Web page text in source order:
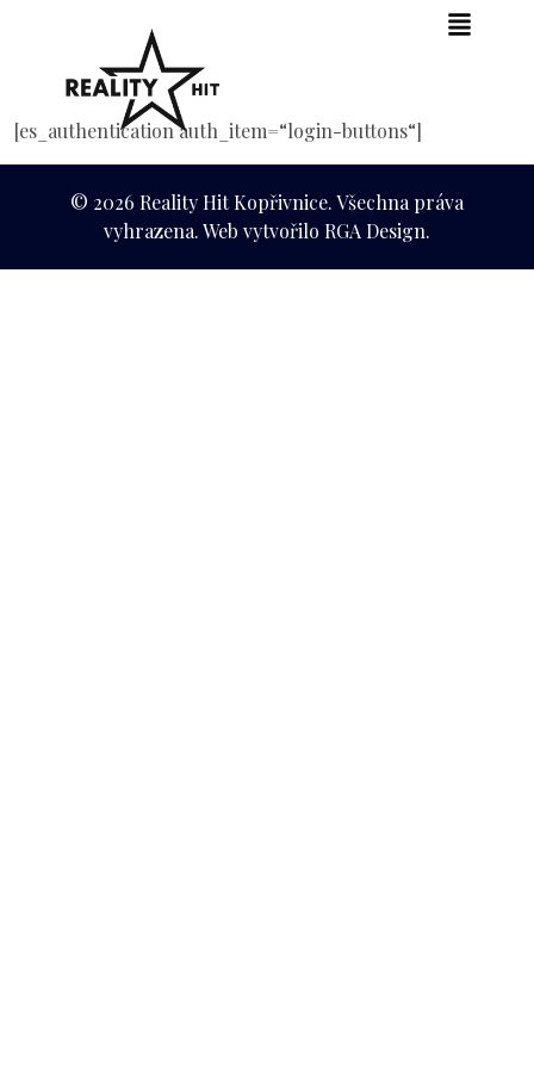
[es_authentication auth_item=“login-buttons“]
© 2026 Reality Hit Kopřivnice. Všechna práva
vyhrazena. Web vytvořilo RGA Design.